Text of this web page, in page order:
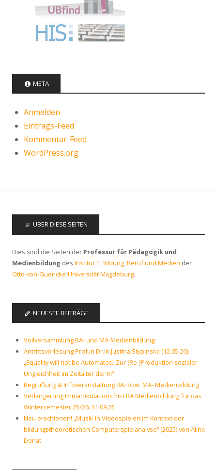
META
Anmelden
Eintrags-Feed
Kommentar-Feed
WordPress.org
ÜBER DIESE SEITEN
Dies sind die Seiten der Professur für Pädagogik und
Medienbildung des Institut 1: Bildung, Beruf und Medien der
Otto-von-Guericke-Universität Magdeburg.
NEUESTE BEITRÄGE
Vollversammlung BA- und MA-Medienbildung:
Antrittsvorlesung Prof.in Dr.in Justina Stypinska (12.05.26):
„Equality will not be Automated. Zur (Re-)Produktion sozialer
Ungleichheit im Zeitalter der KI“
Begrüßung & Infoveranstaltung BA- bzw. MA- Medienbildung
Verlängerung Immatrikulationsfrist BA Medienbildung für das
Wintersemester 25/26: 31.09.25
Neu erschienen! „Musik in Videospielen im Kontext der
bildungstheoretischen Computerspielanalyse“ (2025) von Alina
Donat